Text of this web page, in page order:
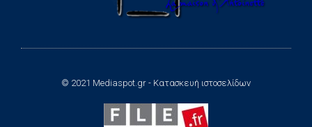
© 2021 Mediaspot.gr - Κατασκευή ιστοσελίδων